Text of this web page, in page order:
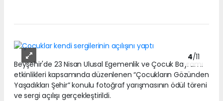
4/11
Beyşehir'de 23 Nisan Ulusal Egemenlik ve Çocuk Bayramı
etkinlikleri kapsamında düzenlenen “Çocukların Gözünden
Yaşadıkları Şehir” konulu fotoğraf yarışmasının ödül töreni
ve sergi açılışı gerçekleştirildi.